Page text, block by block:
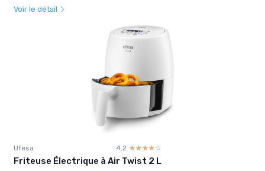
Voir le détail
Ufesa 4.2 ☆☆☆☆☆
★★★★★
Friteuse Électrique à Air Twist 2 L